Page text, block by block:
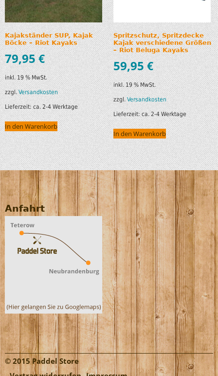
Kajakständer SUP, Kajak
Böcke – Riot Kayaks
79,95€
inkl. 19 % MwSt.
zzgl.Versandkosten
Lieferzeit:ca. 2-4 Werktage
In den Warenkorb
Spritzschutz, Spritzdecke
Kajak verschiedene Größen
– Riot Beluga Kayaks
59,95€
inkl. 19 % MwSt.
zzgl.Versandkosten
Lieferzeit:ca. 2-4 Werktage
In den Warenkorb
Anfahrt
© 2015 Paddel Store